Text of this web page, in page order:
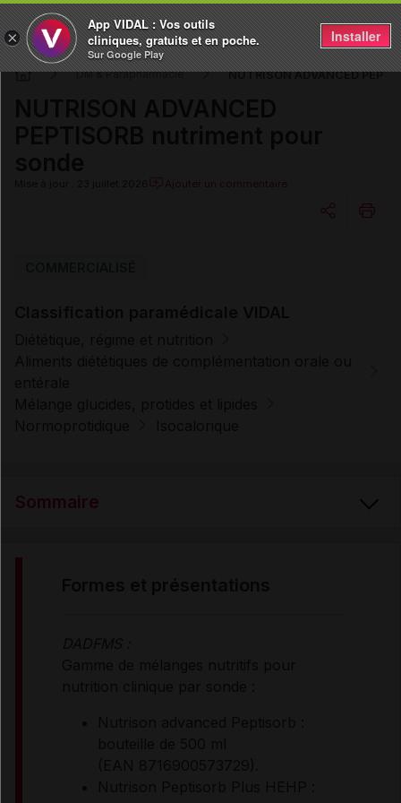
DM & Parapharmacie NUTRISON ADVANCED
Ajouter un commentaire
Sommaire
×
App VIDAL : Vos outils
cliniques, gratuits et en poche.
Sur Google Play
Installer